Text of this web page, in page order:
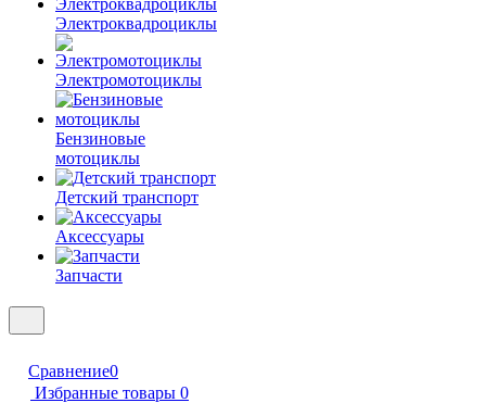
Электроквадроциклы
Электромотоциклы
Бензиновые
мотоциклы
Детский транспорт
Аксессуары
Запчасти
Сравнение0
Избранные товары 0